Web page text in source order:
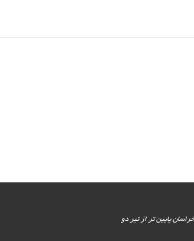
تر از میدان خراسان پایین تر از تیر دو